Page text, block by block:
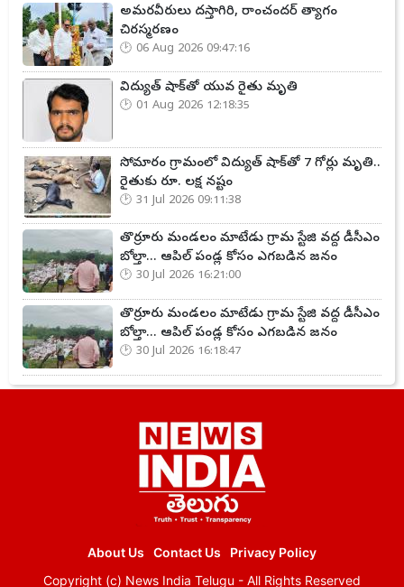
అమరవీరులు దస్తాగిరి, రాంచందర్ త్యాగం
చిరస్మరణం
06 Aug 2026 09:47:16
విద్యుత్ షాక్‌తో యువ రైతు మృతి
01 Aug 2026 12:18:35
సోమారం గ్రామంలో విద్యుత్ షాక్‌తో 7 గోర్లు మృతి..
రైతుకు రూ. లక్ష నష్టం
31 Jul 2026 09:11:38
తొర్రూరు మండలం మాటేడు గ్రామ స్టేజి వద్ద డీసీఎం
బోల్తా... ఆపిల్ పండ్ల కోసం ఎగబడిన జనం
30 Jul 2026 16:21:00
తొర్రూరు మండలం మాటేడు గ్రామ స్టేజి వద్ద డీసీఎం
బోల్తా... ఆపిల్ పండ్ల కోసం ఎగబడిన జనం
30 Jul 2026 16:18:47
About Us Contact Us
Privacy Policy
Copyright (c) News India Telugu - All Rights Reserved